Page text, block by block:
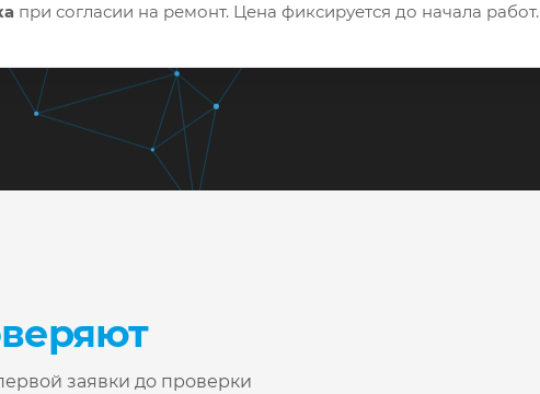
при согласии на ремонт. Цена фиксируется до начала работ.
заявки до проверки